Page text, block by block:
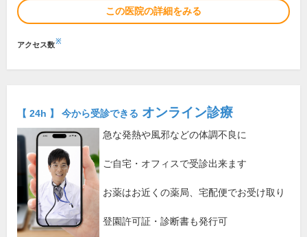
この医院の詳細をみる
アクセス数※
【 24h 】 今から受診できる オンライン診療
急な発熱や風邪などの体調不良に
ご自宅・オフィスで受診出来ます
お薬はお近くの薬局、宅配便でお受け取り
登園許可証・診断書も発行可